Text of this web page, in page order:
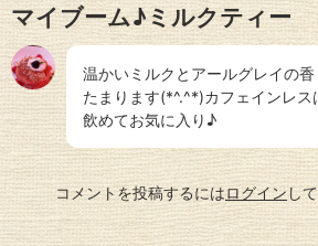
マイブーム♪ミルクティー
温かいミルクとアールグレイの
たまります(*^.^*)カフェインレス
飲めてお気に入り♪
コメントを投稿するにはログイン し